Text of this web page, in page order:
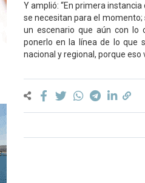
Y amplió: “En primera
se necesitan para el
un escenario que aún con lo
ponerlo en la línea de lo que
nacional y regional, porque eso